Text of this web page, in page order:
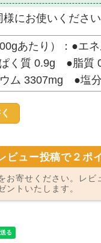
にお使いください
あたり）：●エ
く質 0.9g ●脂質
ム 3307mg ●塩
ビュー投稿で２ポ
お寄せください。レビ
ントいたします。